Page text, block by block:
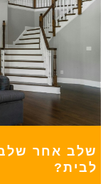
שלב אחר שלב:
לבית?